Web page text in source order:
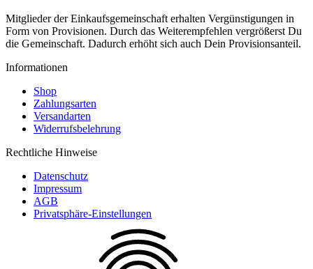
Mitglieder der Einkaufsgemeinschaft erhalten Vergünstigungen in
Form von Provisionen. Durch das Weiterempfehlen vergrößerst Du
die Gemeinschaft. Dadurch erhöht sich auch Dein Provisionsanteil.
Informationen
Shop
Zahlungsarten
Versandarten
Widerrufsbelehrung
Rechtliche Hinweise
Datenschutz
Impressum
AGB
Privatsphäre-Einstellungen